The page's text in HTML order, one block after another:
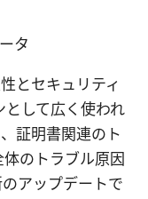
タ
とセキュリティ
して広く使われ
証明書関連のト
のトラブル原因
アップデートで